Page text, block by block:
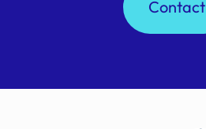
Contact